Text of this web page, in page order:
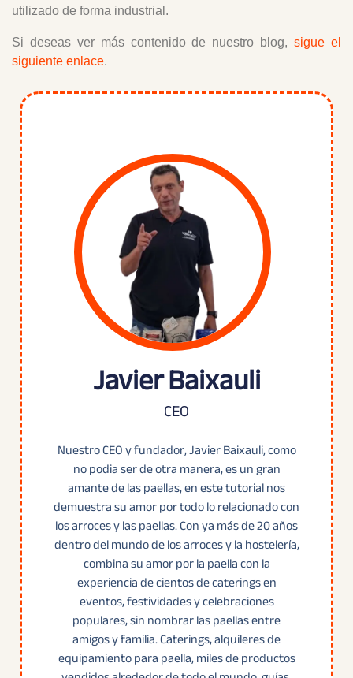
utilizado de forma industrial.
Si deseas ver más contenido de nuestro blog,sigue el
siguiente enlace.
Javier Baixauli
CEO
Nuestro CEO y fundador, Javier Baixauli, como
no podia ser de otra manera, es un gran
amante de las paellas, en este tutorial nos
demuestra su amor por todo lo relacionado con
los arroces y las paellas. Con ya más de 20 años
dentro del mundo de los arroces y la hostelería,
combina su amor por la paella con la
experiencia de cientos de caterings en
eventos, festividades y celebraciones
populares, sin nombrar las paellas entre
amigos y familia. Caterings, alquileres de
equipamiento para paella, miles de productos